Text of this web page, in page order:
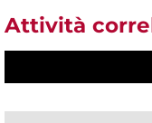
Attività